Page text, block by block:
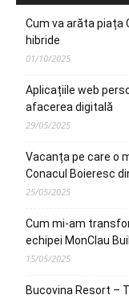
Cum va arăta piața
hibride
01/10/2025
Aplicațiile web
afacerea digitală
29/05/2025
Vacanța pe care o
Conacul Boieresc
25/05/2025
Cum mi-am
echipei MonClau
15/05/2025
Bucovina Resort –